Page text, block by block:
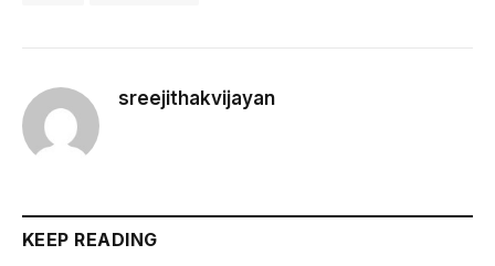
sreejithakvijayan
KEEP READING